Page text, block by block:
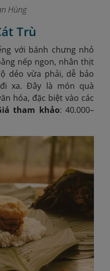
Hùng
Trù
với bánh chưng nhỏ
nếp ngon, nhân thịt
dẻo vừa phải, dễ bảo
xa. Đây là món quà
hóa, đặc biệt vào các
tham khảo: 40.000–